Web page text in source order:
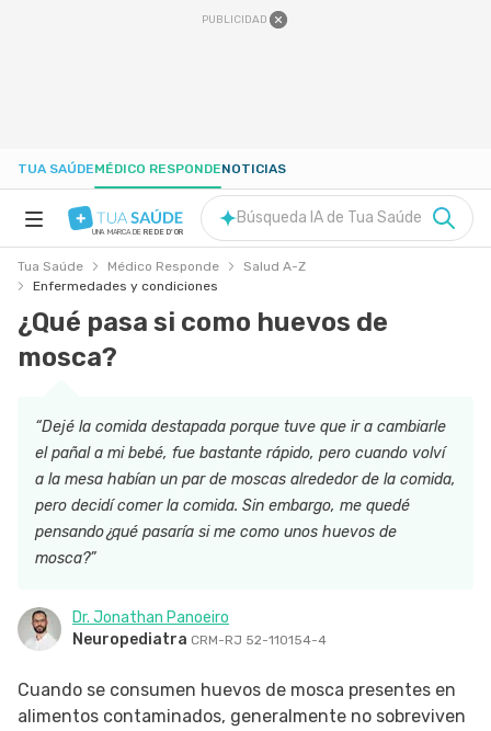
PUBLICIDAD
TUA SAÚDEMÉDICO RESPONDENOTICIAS
SALUD A-Z
NUTRICIÓN
BIENESTAR
SIGUE TUA SAÚDE EN LAS REDES SOCIALES
UNA MARCA DE REDE D'OR
Búsqueda IA de Tua Saúde
Tua Saúde Médico Responde
Salud A-Z
Enfermedades y condiciones
¿Qué pasa si como huevos de
mosca?
“Dejé la comida destapada porque tuve que ir a cambiarle
el pañal a mi bebé, fue bastante rápido, pero cuando volví
a la mesa habían un par de moscas alrededor de la comida,
pero decidí comer la comida. Sin embargo, me quedé
pensando¿qué pasaría si me como unos huevos de
mosca?”
Dr. Jonathan Panoeiro
Neuropediatra CRM-RJ 52-110154-4
Cuando se consumen huevos de mosca presentes en
alimentos contaminados, generalmente no sobreviven